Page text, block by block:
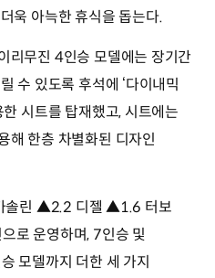
욱 아늑한 휴식을 돕는다.
리무진 4인승 모델에는 장기간
수 있도록 후석에 ‘다이내믹
시트를 탑재했고, 시트에는
해 한층 차별화된 디자인
솔린 ▲2.2 디젤 ▲1.6 터보
로 운영하며, 7인승 및
모델까지 더한 세 가지